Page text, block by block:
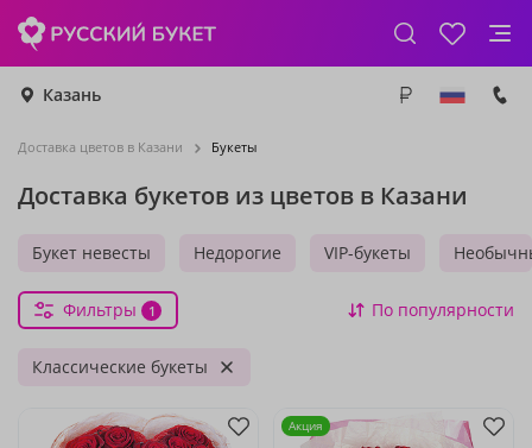
Казань
Доставка цветов в Казани Букеты
Доставка букетов из цветов в Казани
Букет невесты Недорогие VIP-букеты
Фильтры 1 По популярности
Классические букеты
Акция